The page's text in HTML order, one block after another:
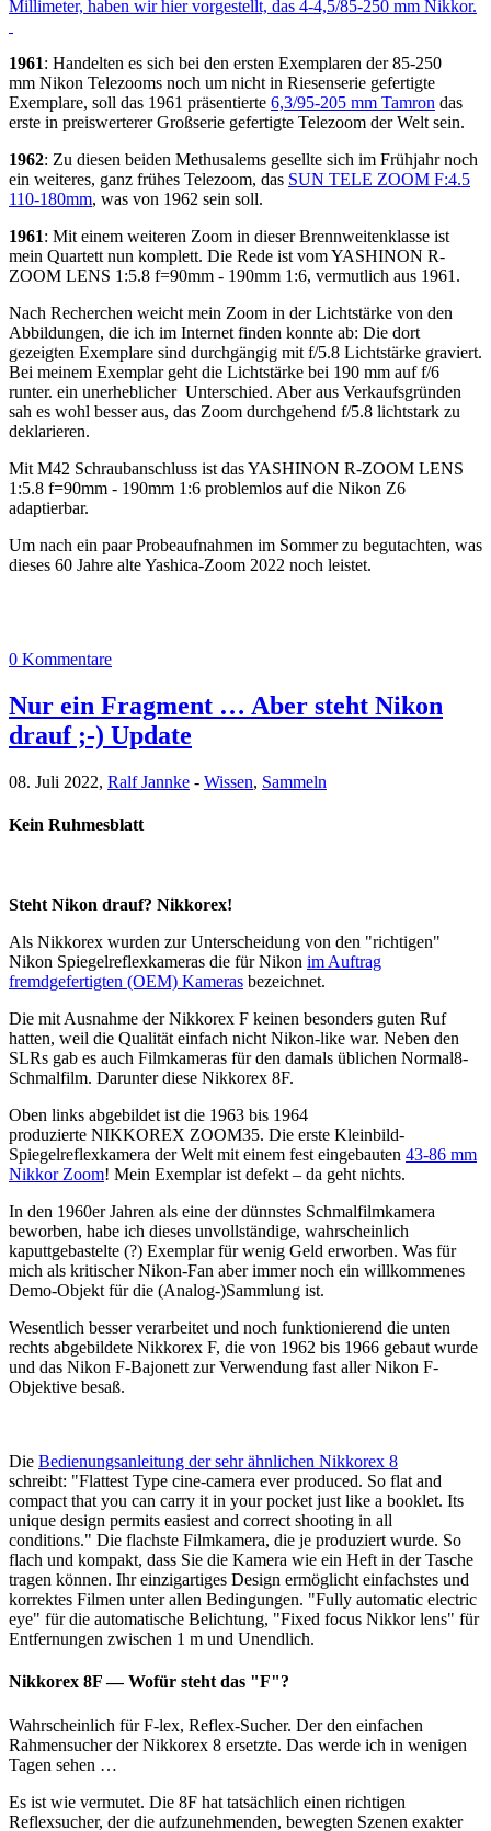
Millimeter, haben wir hier vorgestellt, das 4-4,5/85-250 mm Nikkor.
1961: Handelten es sich bei den ersten Exemplaren der 85-250
mm Nikon Telezooms noch um nicht in Riesenserie gefertigte
Exemplare, soll das 1961 präsentierte 6,3/95-205 mm Tamron das
erste in preiswerterer Großserie gefertigte Telezoom der Welt sein.
1962: Zu diesen beiden Methusalems gesellte sich im Frühjahr noch
ein weiteres, ganz frühes Telezoom, das SUN TELE ZOOM F:4.5
110-180mm, was von 1962 sein soll.
1961: Mit einem weiteren Zoom in dieser Brennweitenklasse ist
mein Quartett nun komplett. Die Rede ist vom YASHINON R-
ZOOM LENS 1:5.8 f=90mm - 190mm 1:6, vermutlich aus 1961.
Nach Recherchen weicht mein Zoom in der Lichtstärke von den
Abbildungen, die ich im Internet finden konnte ab: Die dort
gezeigten Exemplare sind durchgängig mit f/5.8 Lichtstärke graviert.
Bei meinem Exemplar geht die Lichtstärke bei 190 mm auf f/6
runter. ein unerheblicher Unterschied. Aber aus Verkaufsgründen
sah es wohl besser aus, das Zoom durchgehend f/5.8 lichtstark zu
deklarieren.
Mit M42 Schraubanschluss ist das YASHINON R-ZOOM LENS
1:5.8 f=90mm - 190mm 1:6 problemlos auf die Nikon Z6
adaptierbar.
Um nach ein paar Probeaufnahmen im Sommer zu begutachten, was
dieses 60 Jahre alte Yashica-Zoom 2022 noch leistet.
0 Kommentare
Nur ein Fragment … Aber steht Nikon
drauf ;-) Update
08. Juli 2022, Ralf Jannke - Wissen, Sammeln
Kein Ruhmesblatt
Steht Nikon drauf? Nikkorex!
Als Nikkorex wurden zur Unterscheidung von den "richtigen"
Nikon Spiegelreflexkameras die für Nikon im Auftrag
fremdgefertigten (OEM) Kameras bezeichnet.
Die mit Ausnahme der Nikkorex F keinen besonders guten Ruf
hatten, weil die Qualität einfach nicht Nikon-like war. Neben den
SLRs gab es auch Filmkameras für den damals üblichen Normal8-
Schmalfilm. Darunter diese Nikkorex 8F.
Oben links abgebildet ist die 1963 bis 1964
produzierte NIKKOREX ZOOM35. Die erste Kleinbild-
Spiegelreflexkamera der Welt mit einem fest eingebauten 43-86 mm
Nikkor Zoom! Mein Exemplar ist defekt – da geht nichts.
In den 1960er Jahren als eine der dünnstes Schmalfilmkamera
beworben, habe ich dieses unvollständige, wahrscheinlich
kaputtgebastelte (?) Exemplar für wenig Geld erworben. Was für
mich als kritischer Nikon-Fan aber immer noch ein willkommenes
Demo-Objekt für die (Analog-)Sammlung ist.
Wesentlich besser verarbeitet und noch funktionierend die unten
rechts abgebildete Nikkorex F, die von 1962 bis 1966 gebaut wurde
und das Nikon F-Bajonett zur Verwendung fast aller Nikon F-
Objektive besaß.
Die Bedienungsanleitung der sehr ähnlichen Nikkorex 8
schreibt: "Flattest Type cine-camera ever produced. So flat and
compact that you can carry it in your pocket just like a booklet. Its
unique design permits easiest and correct shooting in all
conditions." Die flachste Filmkamera, die je produziert wurde. So
flach und kompakt, dass Sie die Kamera wie ein Heft in der Tasche
tragen können. Ihr einzigartiges Design ermöglicht einfachstes und
korrektes Filmen unter allen Bedingungen. "Fully automatic electric
eye" für die automatische Belichtung, "Fixed focus Nikkor lens" für
Entfernungen zwischen 1 m und Unendlich.
Nikkorex 8F — Wofür steht das "F"?
Wahrscheinlich für F-lex, Reflex-Sucher. Der den einfachen
Rahmensucher der Nikkorex 8 ersetzte. Das werde ich in wenigen
Tagen sehen …
Es ist wie vermutet. Die 8F hat tatsächlich einen richtigen
Reflexsucher, der die aufzunehmenden, bewegten Szenen exakter